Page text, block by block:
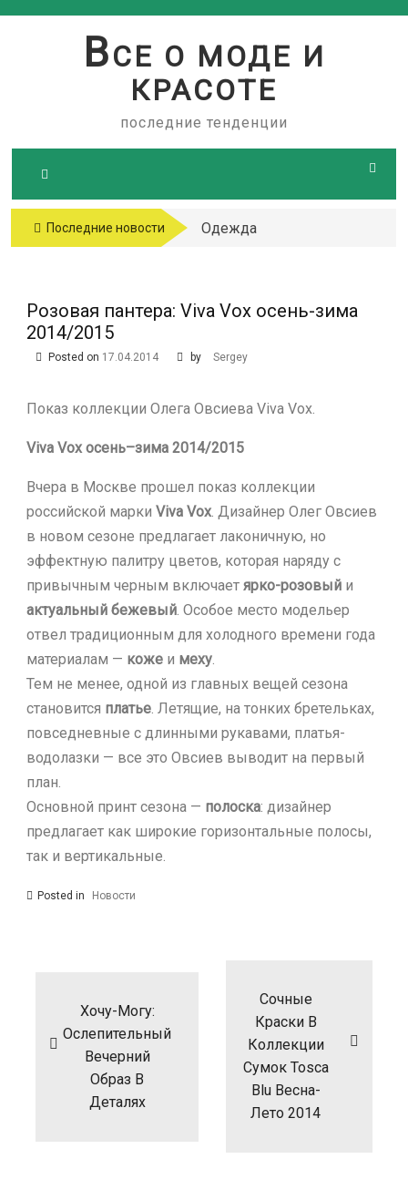
ВСЕ О МОДЕ И
КРАСОТЕ
последние тенденции
Последние новости
Одежда
Розовая пантера: Viva Vox осень-зима
2014/2015
Posted on 17.04.2014 by Sergey
Показ коллекции Олега Овсиева Viva Vox.
Viva Vox осень–зима 2014/2015
Вчера в Москве прошел показ коллекции
российской марки Viva Vox. Дизайнер Олег Овсиев
в новом сезоне предлагает лаконичную, но
эффектную палитру цветов, которая наряду с
привычным черным включает ярко-розовый и
актуальный бежевый. Особое место модельер
отвел традиционным для холодного времени года
материалам — коже и меху.
Тем не менее, одной из главных вещей сезона
становится платье. Летящие, на тонких бретельках,
повседневные с длинными рукавами, платья-
водолазки — все это Овсиев выводит на первый
план.
Основной принт сезона — полоска: дизайнер
предлагает как широкие горизонтальные полосы,
так и вертикальные.
Posted in Новости
Хочу-Могу:
Ослепительный
Вечерний
Образ В
Деталях
Сочные
Краски В
Коллекции
Сумок Tosca
Blu Весна-
Лето 2014